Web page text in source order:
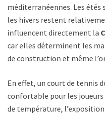
méditerranéennes. Les étés
les hivers restent
influencent directement la
car elles déterminent les
de construction et même
En effet, un court de tennis
confortable pour les joueurs
de température,